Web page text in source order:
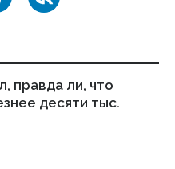
правда ли, что
десяти тыс.